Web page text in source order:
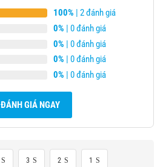
100% | 2 đánh giá
0% | 0 đánh giá
0% | 0 đánh giá
0% | 0 đánh giá
0% | 0 đánh giá
ĐÁNH GIÁ NGAY
3 2 1